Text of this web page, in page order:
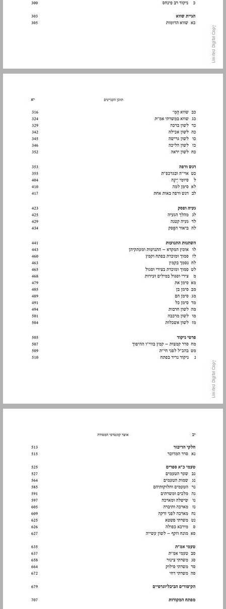
9. שיקולי קדמוּת ... 11